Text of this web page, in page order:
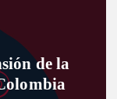
de la